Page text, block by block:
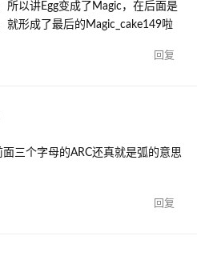
所以讲Egg变成了Magic，在后面是
就形成了最后的Magic_cake149啦
回复
三个字母的ARC还真就是弧的意思
回复